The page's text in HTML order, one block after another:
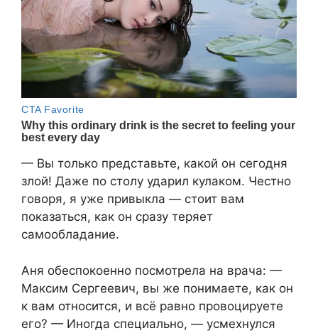
— Вы только представьте, какой он сегодня
злой! Даже по столу ударил кулаком. Честно
говоря, я уже привыкла — стоит вам
показаться, как он сразу теряет
самообладание.
Аня обеспокоенно посмотрела на врача: —
Максим Сергеевич, вы же понимаете, как он
к вам относится, и всё равно провоцируете
его? — Иногда специально, — усмехнулся